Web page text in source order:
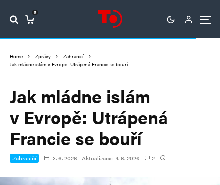
0
Home Zprávy
Zahraničí
Jak mládne islám v Evropě: Utrápená Francie se bouří
Jak mládne islám
v Evropě: Utrápená
Francie se bouří
Zahraničí 3. 6. 2026 Aktualizace: 4. 6. 2026 2